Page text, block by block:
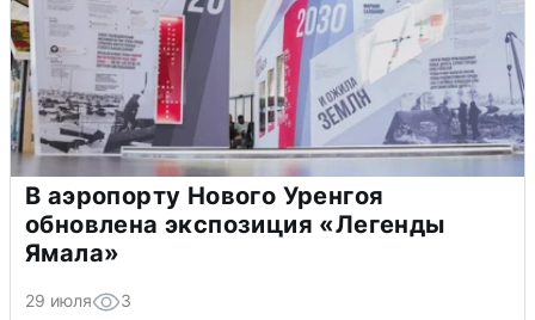
В аэропорту Нового Уренгоя
обновлена экспозиция «Легенды
Ямала»
29 июля 3